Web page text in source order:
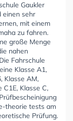
Gaukler
einen sehr
mit einem
zu fahren.
große Menge
nahen
Fahrschule
Klasse A1,
Klasse AM,
C1E, Klasse C,
theorie tests am
Prüfung.